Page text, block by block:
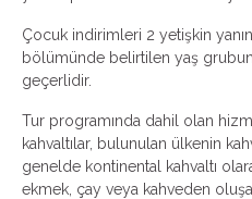
Çocuk indirimleri 2 yetişkin
bölümünde belirtilen yaş
geçerlidir.
Tur programında dahil olan
kahvaltılar, bulunulan ülkenin
genelde kontinental kahvaltı
ekmek, çay veya kahveden